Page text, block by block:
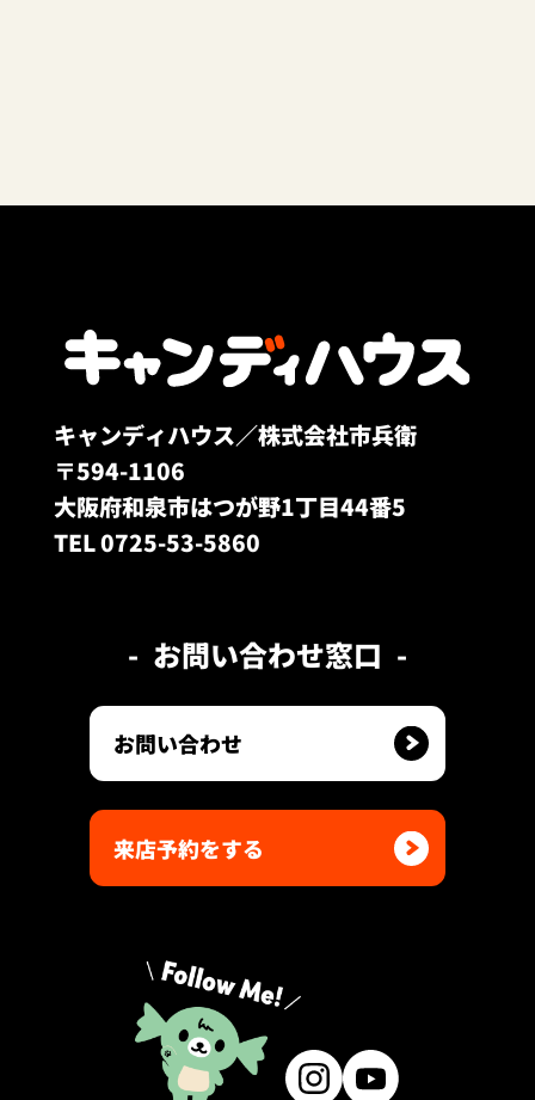
キャンディハウス／株式会社市兵衛
〒594-1106
大阪府和泉市はつが野1丁目44番5
TEL 0725-53-5860
お問い合わせ窓口
お問い合わせ
来店予約をする